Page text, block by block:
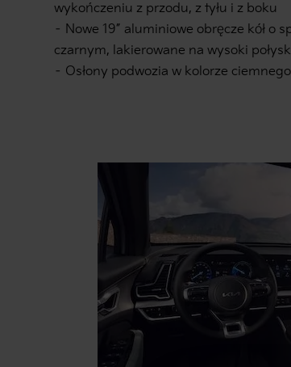
wykończeniu z przodu, z tyłu i z boku
– Nowe 19” aluminiowe obręcze kół o
czarnym, lakierowane na wysoki połysk
– Osłony podwozia w kolorze